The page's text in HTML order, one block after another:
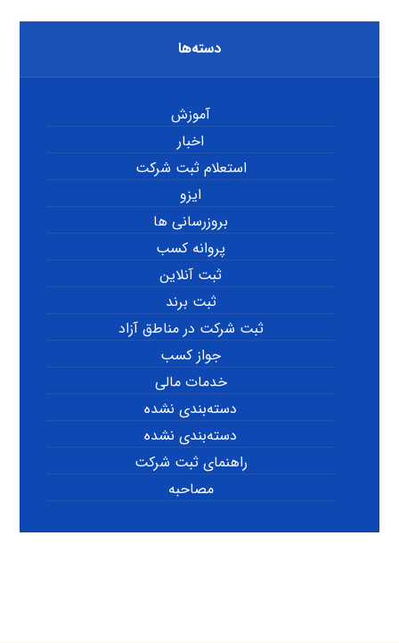
دسته‌ها
آموزش
اخبار
استعلام ثبت شرکت
ایزو
بروزرسانی ها
پروانه کسب
ثبت آنلاین
ثبت برند
ثبت شرکت در مناطق آزاد
جواز کسب
خدمات مالی
دسته‌بندی نشده
دسته‌بندی نشده
راهنمای ثبت شرکت
مصاحبه